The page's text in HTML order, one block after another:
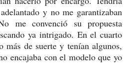
y no me garantizaban
me convenció su propuesta
ya intrigado. En el cuarto
más de suerte y tenían algunos,
encajaba con el modelo que yo